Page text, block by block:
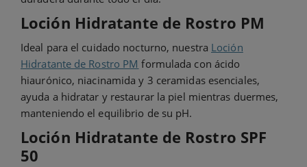
Loción Hidratante de Rostro PM
Ideal para el cuidado nocturno, nuestra Loción
Hidratante de Rostro PM formulada con ácido
hiaurónico, niacinamida y 3 ceramidas esenciales,
ayuda a hidratar y restaurar la piel mientras duermes,
manteniendo el equilibrio de su pH.
Loción Hidratante de Rostro SPF
50